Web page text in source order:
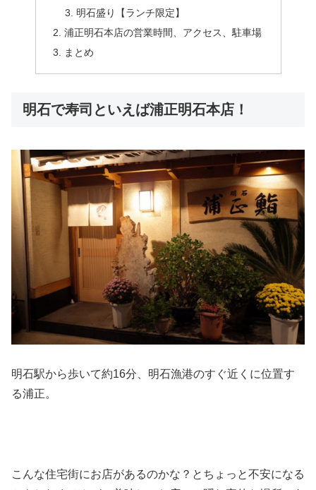
明石盛り【ランチ限定】
浦正明石本店の営業時間、アクセス、駐車場
まとめ
明石で寿司といえば浦正明石本店！
明石駅から歩いて約16分、明石漁港のすぐ近くに位置す
る浦正。
こんな住宅街にお店があるのかな？とちょっと不安になる